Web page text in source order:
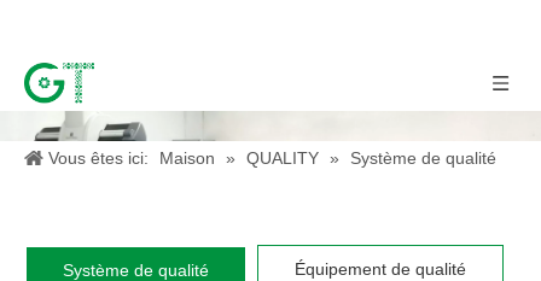
Vous êtes ici: Maison » QUALITY » Système de qualité
Système de qualité Équipement de qualité